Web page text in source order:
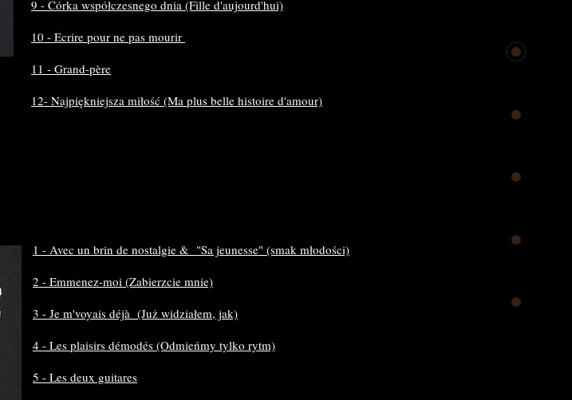
9 - Córka współczesnego dnia (Fille d'aujourd'hui)
10 - Ecrire pour ne pas mourir
11 - Grand-père
12- Najpiękniejsza miłość (Ma plus belle histoire d'amour)
1 - Avec un brin de nostalgie & "Sa jeunesse" (smak młodości)
2 - Emmenez-moi (Zabierzcie mnie)
3 - Je m'voyais déjà (Już widziałem, jak)
4 - Les plaisirs démodés (Odmieńmy tylko rytm)
5 - Les deux guitares